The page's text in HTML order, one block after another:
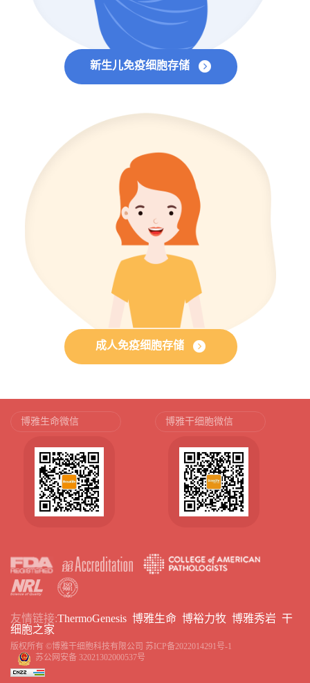
新生儿免疫细胞存储
成人免疫细胞存储
博雅生命微信 博雅干细胞微信
友情链接:ThermoGenesis 博雅生命 博裕力牧 博雅秀岩 干
细胞之家
版权所有 ©博雅干细胞科技有限公司 苏ICP备2022014291号-1
苏公网安备 32021302000537号